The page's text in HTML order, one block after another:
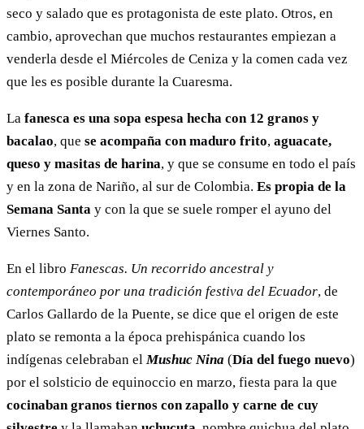
seco y salado que es protagonista de este plato. Otros, en
cambio, aprovechan que muchos restaurantes empiezan a
venderla desde el Miércoles de Ceniza y la comen cada vez
que les es posible durante la Cuaresma.
La fanesca es una sopa espesa hecha con 12 granos y
bacalao, que se acompaña con maduro frito, aguacate,
queso y masitas de harina, y que se consume en todo el país
y en la zona de Nariño, al sur de Colombia. Es propia de la
Semana Santa y con la que se suele romper el ayuno del
Viernes Santo.
En el libro Fanescas. Un recorrido ancestral y
contemporáneo por una tradición festiva del Ecuador, de
Carlos Gallardo de la Puente, se dice que el origen de este
plato se remonta a la época prehispánica cuando los
indígenas celebraban elMushuc Nina (Día del fuego nuevo)
por el solsticio de equinoccio en marzo, fiesta para la que
cocinaban granos tiernos con zapallo y carne de cuy